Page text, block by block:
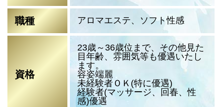
職種 アロマエステ、ソフト性感
資格
23歳～36歳位まで、その他見た
目年齢、雰囲気等も優遇いたし
ます。
容姿端麗
未経験者ＯＫ(特に優遇)
経験者(マッサージ、回春、性
感)優遇